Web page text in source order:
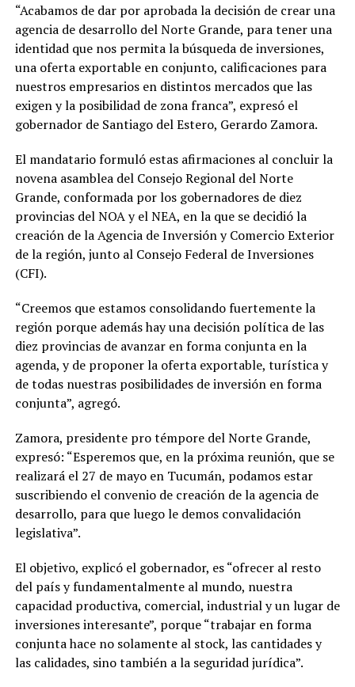
“Acabamos de dar por aprobada la decisión de crear una
agencia de desarrollo del Norte Grande, para tener una
identidad que nos permita la búsqueda de inversiones,
una oferta exportable en conjunto, calificaciones para
nuestros empresarios en distintos mercados que las
exigen y la posibilidad de zona franca”, expresó el
gobernador de Santiago del Estero, Gerardo Zamora.
El mandatario formuló estas afirmaciones al concluir la
novena asamblea del Consejo Regional del Norte
Grande, conformada por los gobernadores de diez
provincias del NOA y el NEA, en la que se decidió la
creación de la Agencia de Inversión y Comercio Exterior
de la región, junto al Consejo Federal de Inversiones
(CFI).
“Creemos que estamos consolidando fuertemente la
región porque además hay una decisión política de las
diez provincias de avanzar en forma conjunta en la
agenda, y de proponer la oferta exportable, turística y
de todas nuestras posibilidades de inversión en forma
conjunta”, agregó.
Zamora, presidente pro témpore del Norte Grande,
expresó: “Esperemos que, en la próxima reunión, que se
realizará el 27 de mayo en Tucumán, podamos estar
suscribiendo el convenio de creación de la agencia de
desarrollo, para que luego le demos convalidación
legislativa”.
El objetivo, explicó el gobernador, es “ofrecer al resto
del país y fundamentalmente al mundo, nuestra
capacidad productiva, comercial, industrial y un lugar de
inversiones interesante”, porque “trabajar en forma
conjunta hace no solamente al stock, las cantidades y
las calidades, sino también a la seguridad jurídica”.